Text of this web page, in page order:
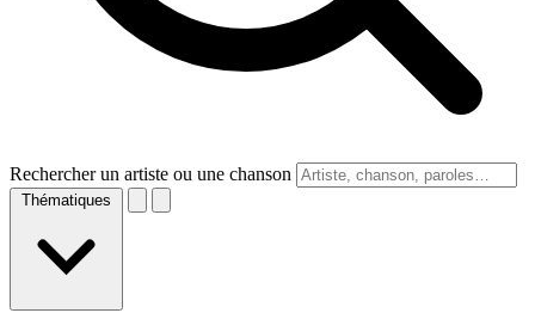
Rechercher un artiste ou une chanson
Thématiques